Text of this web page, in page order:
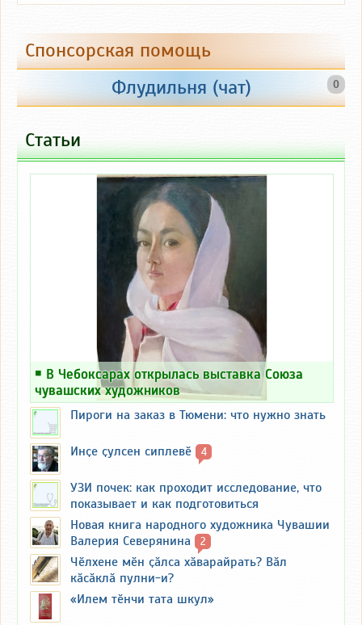
Спонсорская помощь
+300 +500
Потрачено: 27 420 руб.
0
Флудильня (чат)
Статьи
￭ В Чебоксарах открылась выставка Союза
чувашских художников
Пироги на заказ в Тюмени: что нужно знать
Инҫе ҫулсен сиплевӗ 4
УЗИ почек: как проходит исследование, что
показывает и как подготовиться
Новая книга народного художника Чувашии
Валерия Северянина
2
Чӗлхене мӗн ҫӑлса хӑварайрать? Вӑл
кӑсӑклӑ пулни-и?
«Илем тӗнчи тата шкул»